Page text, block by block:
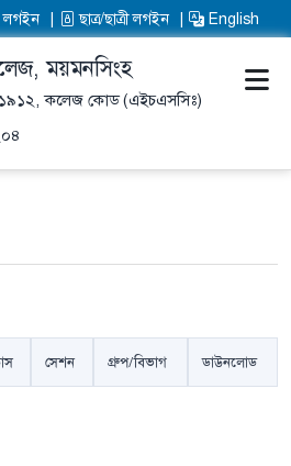
লগইন ছাত্র/ছাত্রী লগইন English
ময়মনসিংহ
কলেজ কোড (এইচএসসিঃ)
সেশন গ্রুপ/বিভাগ ডাউনলোড